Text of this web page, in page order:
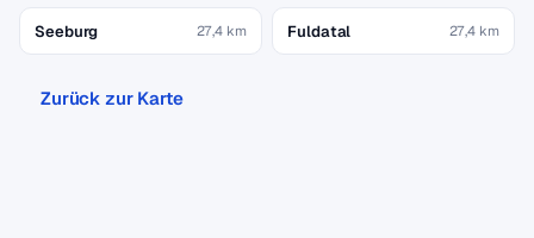
Seeburg 27,4 km Fuldatal 27,4 km
Zurück zur Karte